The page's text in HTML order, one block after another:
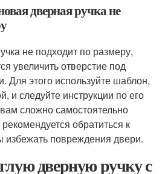
дверная ручка не
не подходит по размеру,
увеличить отверстие под
Для этого используйте шаблон,
и следуйте инструкции по его
сложно самостоятельно
обратиться к
избежать повреждения двери.
дверную ручку с